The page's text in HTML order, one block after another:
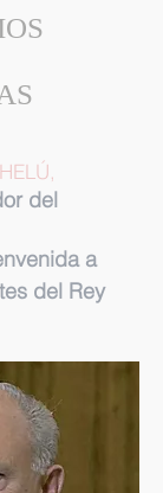
del
a
del Rey